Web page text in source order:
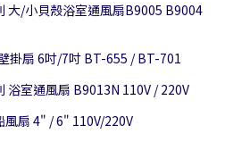
大/小貝殼浴室通風扇B9005 B9004
掛扇 6吋/7吋 BT-655 / BT-701
浴室通風扇 B9013N 110V / 220V
風扇 4" / 6" 110V/220V